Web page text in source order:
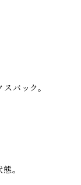
バック。
。